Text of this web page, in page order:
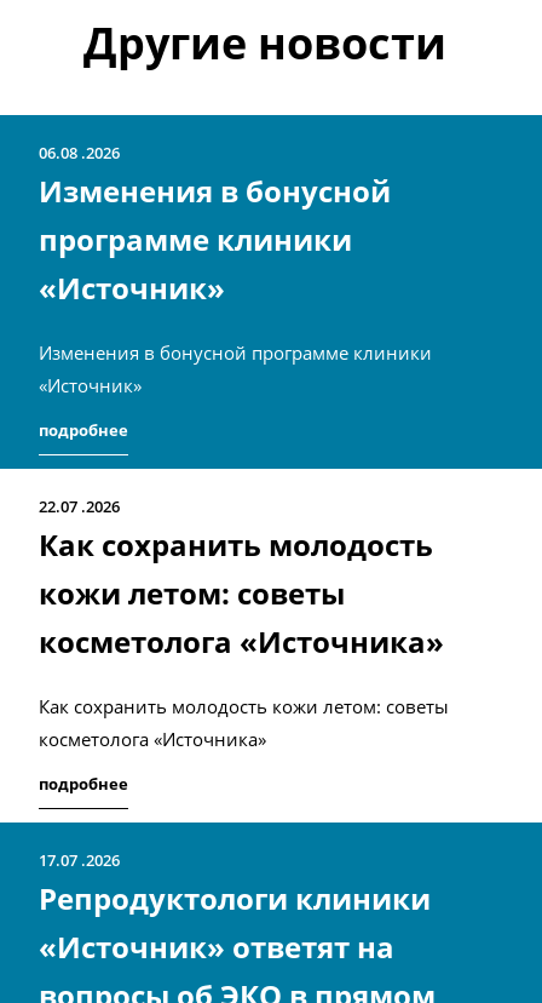
Другие новости
06.08 2026
Изменения в бонусной
программе клиники
«Источник»
Изменения в бонусной программе клиники
«Источник»
подробнее
22.07 2026
Как сохранить молодость
кожи летом: советы
косметолога «Источника»
Как сохранить молодость кожи летом: советы
косметолога «Источника»
подробнее
17.07 2026
Репродуктологи клиники
«Источник» ответят на